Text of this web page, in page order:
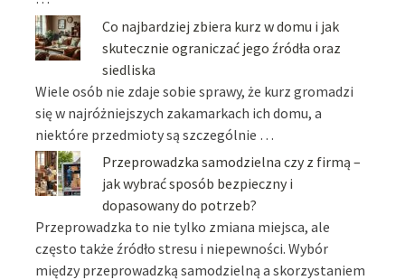
Co najbardziej zbiera kurz w domu i jak
skutecznie ograniczać jego źródła oraz
siedliska
Wiele osób nie zdaje sobie sprawy, że kurz gromadzi
się w najróżniejszych zakamarkach ich domu, a
niektóre przedmioty są szczególnie …
Przeprowadzka samodzielna czy z firmą –
jak wybrać sposób bezpieczny i
dopasowany do potrzeb?
Przeprowadzka to nie tylko zmiana miejsca, ale
często także źródło stresu i niepewności. Wybór
między przeprowadzką samodzielną a skorzystaniem